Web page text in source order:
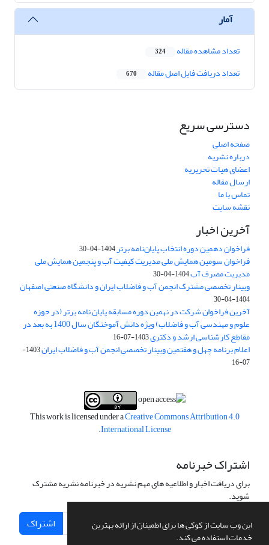
این وب سایت از کوکی ها برای اطمینان از ارائه بهترین
خدمات استفاده می کند.
آمار
تعداد مشاهده مقاله 324
تعداد دریافت فایل اصل مقاله 670
دسترسی سریع
صفحه اصلی
درباره نشریه
اعضای هیات تحریریه
ارسال مقاله
تماس با ما
نقشه سایت
آخرین اخبار
فراخوان دهمین دوره انتخاب پایان‌نامه برتر1404-04-30
فراخوان سومین همایش ملی مدیریت کیفیت آب و پنجمین همایش ملی
مدیریت مصرف آب1404-04-30
وبینار تخصصی مشترک انجمن آب و فاضلاب ایران و دانشگاه صنعتی اصفهان
1404-04-30
آخرین فراخوان شرکت در نهمین دوره مسابقه پایان نامه برتر (در حوزه
علوم و مهندسی آب و فاضلاب) ویژه دانش آموختگان سال 1400 به بعد در
مقاطع کارشناسی ارشد و دکتری1403-07-16
اعلام برنامه چهل و هفتمین وبینار تخصصی انجمن آب و فاضلاب ایران
1403-
07-16
This work is licensed under aCreative Commons Attribution 4.0
International License
.
اشتراک خبرنامه
برای دریافت اخبار و اطلاعیه های مهم نشریه در خبرنامه نشریه مشترک
شوید.
اشتراک